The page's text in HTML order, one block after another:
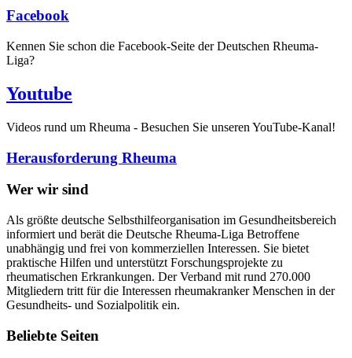
Facebook
Kennen Sie schon die Facebook-Seite der Deutschen Rheuma-
Liga?
Youtube
Videos rund um Rheuma - Besuchen Sie unseren YouTube-Kanal!
Herausforderung Rheuma
Wer wir sind
Als größte deutsche Selbsthilfeorganisation im Gesundheitsbereich
informiert und berät die Deutsche Rheuma-Liga Betroffene
unabhängig und frei von kommerziellen Interessen. Sie bietet
praktische Hilfen und unterstützt Forschungsprojekte zu
rheumatischen Erkrankungen. Der Verband mit rund 270.000
Mitgliedern tritt für die Interessen rheumakranker Menschen in der
Gesundheits- und Sozialpolitik ein.
Beliebte Seiten